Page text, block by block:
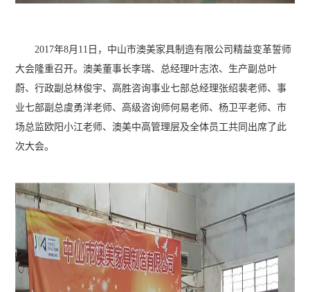
2017年8月11日，中山市澳美家具制造有限公司精益变革誓师
大会隆重召开。澳美董事长李瑞、总经理叶志浓、生产副总叶
蔚、行政副总林俊宇、高胜咨询事业七部总经理张绍裴老师、事
业七部副总虞勇洋老师、高级咨询师何易老师、杨卫平老师、市
场总监欧阳小江老师、澳美中高管理层及全体员工共同出席了此
次大会。